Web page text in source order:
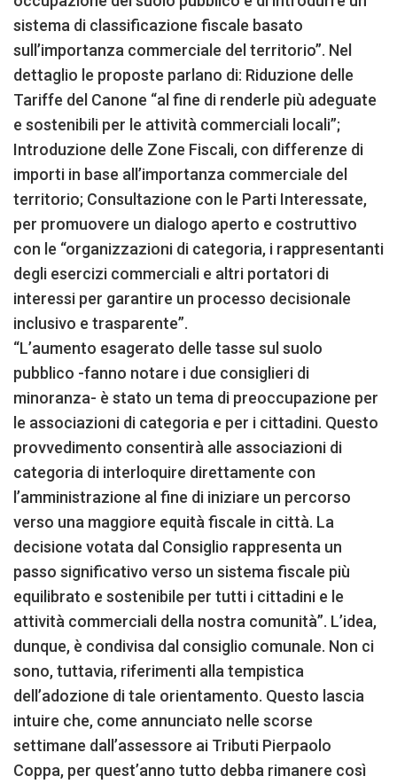
sistema di classificazione fiscale basato
sull’importanza commerciale del territorio”. Nel
dettaglio le proposte parlano di: Riduzione delle
Tariffe del Canone “al fine di renderle più adeguate
e sostenibili per le attività commerciali locali”;
Introduzione delle Zone Fiscali, con differenze di
importi in base all’importanza commerciale del
territorio; Consultazione con le Parti Interessate,
per promuovere un dialogo aperto e costruttivo
con le “organizzazioni di categoria, i rappresentanti
degli esercizi commerciali e altri portatori di
interessi per garantire un processo decisionale
inclusivo e trasparente”.
“L’aumento esagerato delle tasse sul suolo
pubblico -fanno notare i due consiglieri di
minoranza- è stato un tema di preoccupazione per
le associazioni di categoria e per i cittadini. Questo
provvedimento consentirà alle associazioni di
categoria di interloquire direttamente con
l’amministrazione al fine di iniziare un percorso
verso una maggiore equità fiscale in città. La
decisione votata dal Consiglio rappresenta un
passo significativo verso un sistema fiscale più
equilibrato e sostenibile per tutti i cittadini e le
attività commerciali della nostra comunità”. L’idea,
dunque, è condivisa dal consiglio comunale. Non ci
sono, tuttavia, riferimenti alla tempistica
dell’adozione di tale orientamento. Questo lascia
intuire che, come annunciato nelle scorse
settimane dall’assessore ai Tributi Pierpaolo
Coppa, per quest’anno tutto debba rimanere così